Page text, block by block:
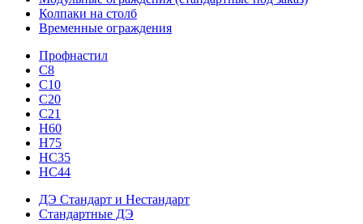
Колпаки на столб
Временные ограждения
Профнастил
С8
С10
С20
С21
H60
H75
HС35
НС44
ДЭ Стандарт и Нестандарт
Стандартные ДЭ